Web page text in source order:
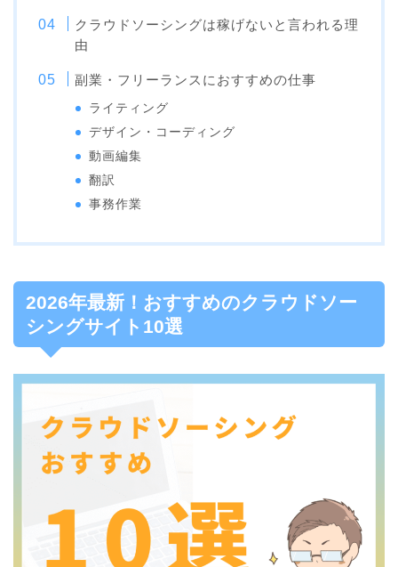
クラウドソーシングは稼げないと言われる理
由
副業・フリーランスにおすすめの仕事
ライティング
デザイン・コーディング
動画編集
翻訳
事務作業
2026年最新！おすすめのクラウドソー
シングサイト10選